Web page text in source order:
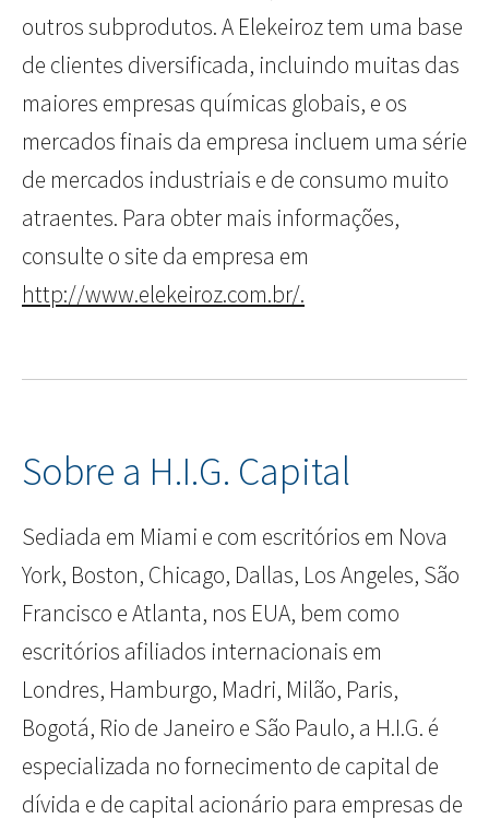
outros subprodutos. A Elekeiroz tem uma base
de clientes diversificada, incluindo muitas das
maiores empresas químicas globais, e os
mercados finais da empresa incluem uma série
de mercados industriais e de consumo muito
atraentes. Para obter mais informações,
consulte o site da empresa em
http://www.elekeiroz.com.br/.
Sobre a H.I.G. Capital
Sediada em Miami e com escritórios em Nova
York, Boston, Chicago, Dallas, Los Angeles, São
Francisco e Atlanta, nos EUA, bem como
escritórios afiliados internacionais em
Londres, Hamburgo, Madri, Milão, Paris,
Bogotá, Rio de Janeiro e São Paulo, a H.I.G. é
especializada no fornecimento de capital de
dívida e de capital acionário para empresas de